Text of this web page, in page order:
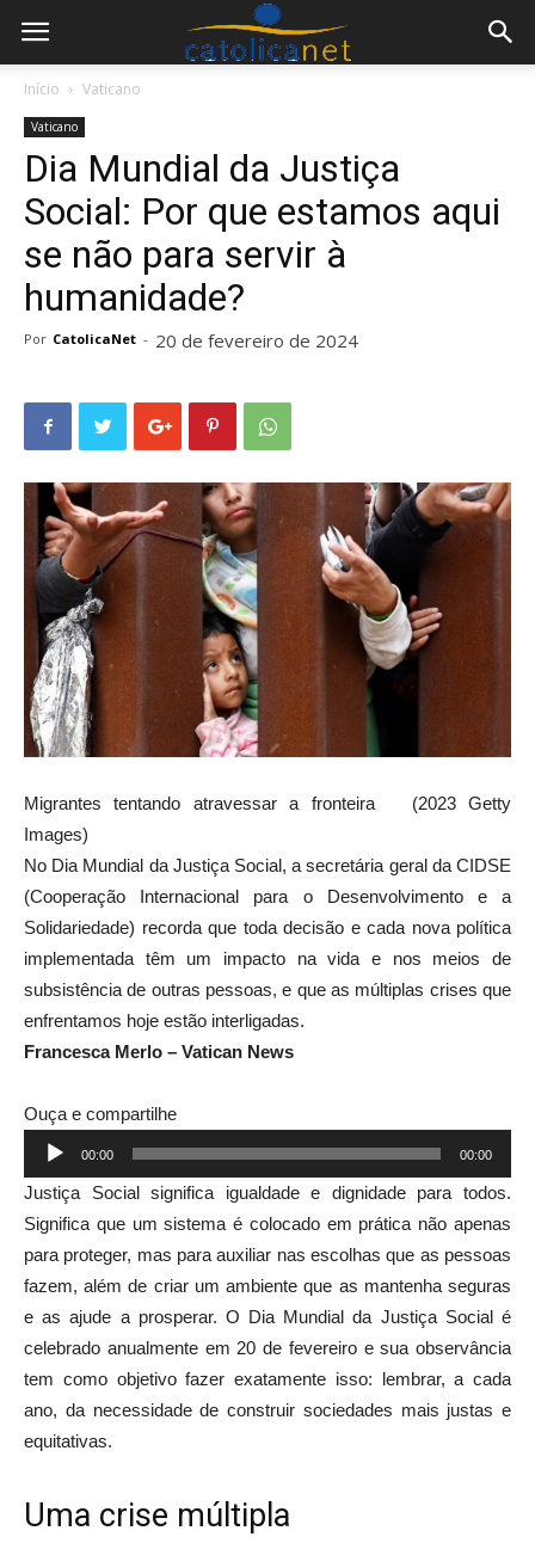
Início Vaticano
Vaticano
Dia Mundial da Justiça
Social: Por que estamos aqui
se não para servir à
humanidade?
Por CatolicaNet - 20 de fevereiro de 2024
Migrantes tentando atravessar a fronteira (2023 Getty
Images)
No Dia Mundial da Justiça Social, a secretária geral da CIDSE
(Cooperação Internacional para o Desenvolvimento e a
Solidariedade) recorda que toda decisão e cada nova política
implementada têm um impacto na vida e nos meios de
subsistência de outras pessoas, e que as múltiplas crises que
enfrentamos hoje estão interligadas.
Francesca Merlo – Vatican News
Ouça e compartilhe
Tocador
de
áudio
00:00 00:00
Justiça Social significa igualdade e dignidade para todos.
Significa que um sistema é colocado em prática não apenas
para proteger, mas para auxiliar nas escolhas que as pessoas
fazem, além de criar um ambiente que as mantenha seguras
e as ajude a prosperar. O Dia Mundial da Justiça Social é
celebrado anualmente em 20 de fevereiro e sua observância
tem como objetivo fazer exatamente isso: lembrar, a cada
ano, da necessidade de construir sociedades mais justas e
equitativas.
Uma crise múltipla